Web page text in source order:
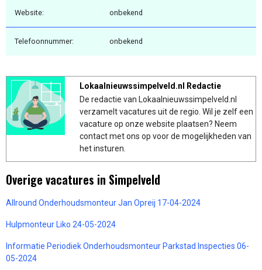
Website: onbekend
Telefoonnummer: onbekend
Lokaalnieuwssimpelveld.nl Redactie
De redactie van Lokaalnieuwssimpelveld.nl
verzamelt vacatures uit de regio. Wil je zelf een
vacature op onze website plaatsen? Neem
contact met ons op voor de mogelijkheden van
het insturen.
Overige vacatures in Simpelveld
Allround Onderhoudsmonteur Jan Opreij 17-04-2024
Hulpmonteur Liko 24-05-2024
Informatie Periodiek Onderhoudsmonteur Parkstad Inspecties 06-
05-2024